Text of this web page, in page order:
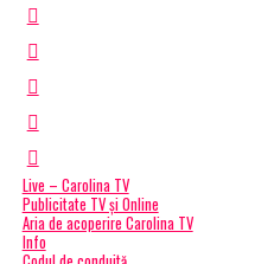
Live – Carolina TV
Publicitate TV și Online
Aria de acoperire Carolina TV
Info